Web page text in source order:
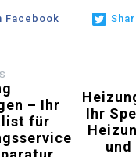
Facebook
– Ihr
für
Ihr
und